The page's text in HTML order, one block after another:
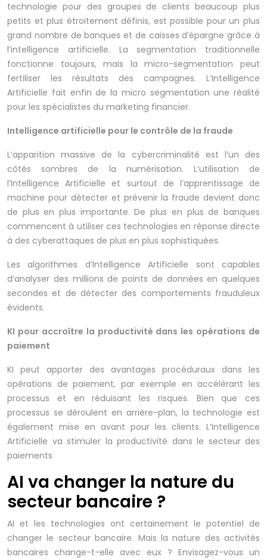
technologie pour des groupes de clients beaucoup plus
petits et plus étroitement définis, est possible pour un plus
grand nombre de banques et de caisses d’épargne grâce à
l’intelligence artificielle. La segmentation traditionnelle
fonctionne toujours, mais la micro-segmentation peut
fertiliser les résultats des campagnes. L’Intelligence
Artificielle fait enfin de la micro segmentation une réalité
pour les spécialistes du marketing financier.
Intelligence artificielle pour le contrôle de la fraude
L’apparition massive de la cybercriminalité est l’un des
côtés sombres de la numérisation. L’utilisation de
l’Intelligence Artificielle et surtout de l’apprentissage de
machine pour détecter et prévenir la fraude devient donc
de plus en plus importante. De plus en plus de banques
commencent à utiliser ces technologies en réponse directe
à des cyberattaques de plus en plus sophistiquées.
Les algorithmes d’Intelligence Artificielle sont capables
d’analyser des millions de points de données en quelques
secondes et de détecter des comportements frauduleux
évidents.
KI pour accroître la productivité dans les opérations de
paiement
KI peut apporter des avantages procéduraux dans les
opérations de paiement, par exemple en accélérant les
processus et en réduisant les risques. Bien que ces
processus se déroulent en arrière-plan, la technologie est
également mise en avant pour les clients. L’Intelligence
Artificielle va stimuler la productivité dans le secteur des
paiements
AI va changer la nature du
secteur bancaire ?
AI et les technologies ont certainement le potentiel de
changer le secteur bancaire. Mais la nature des activités
bancaires change-t-elle avec eux ? Envisagez-vous un